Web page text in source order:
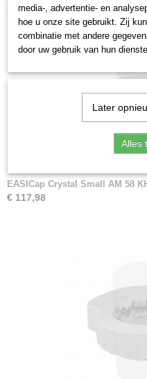
Ook interessant
EASICap Crystal Small AM 58
€ 117,98
media-, advertentie- en
hoe u onze site gebruikt. Zij
combinatie met andere
door uw gebruik van hun
Later
Alles